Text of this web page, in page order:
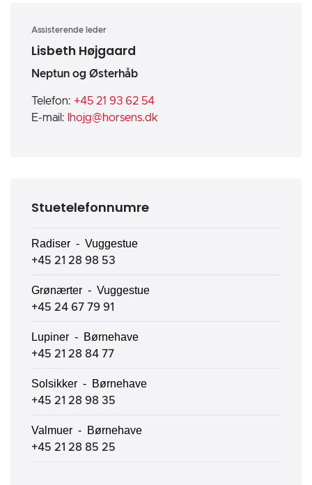
Assisterende leder
Lisbeth Højgaard
Neptun og Østerhåb
Telefon: +45 21 93 62 54
E-mail:
lhojg@horsens.dk
Stuetelefonnumre
Radiser - Vuggestue
+45 21 28 98 53
Grønærter - Vuggestue
+45 24 67 79 91
Lupiner - Børnehave
+45 21 28 84 77
Solsikker - Børnehave
+45 21 28 98 35
Valmuer - Børnehave
+45 21 28 85 25